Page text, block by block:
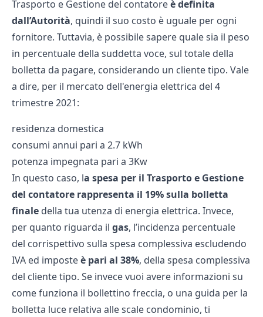
Trasporto e Gestione del contatoreè definita
dall’Autorità, quindi il suo costo è uguale per ogni
fornitore. Tuttavia, è possibile sapere quale sia il peso
in percentuale della suddetta voce, sul totale della
bolletta da pagare, considerando un cliente tipo. Vale
a dire, per il mercato dell'energia elettrica del 4
trimestre 2021:
residenza domestica
consumi annui pari a 2.7 kWh
potenza impegnata pari a 3Kw
In questo caso, la spesa per il Trasporto e Gestione
del contatore rappresenta il 19% sulla bolletta
finale della tua utenza di energia elettrica. Invece,
per quanto riguarda il gas, l’incidenza percentuale
del corrispettivo sulla spesa complessiva escludendo
IVA ed imposteè pari al 38%, della spesa complessiva
del cliente tipo. Se invece vuoi avere informazioni su
come funziona il bollettino freccia, o una guida per la
bolletta luce relativa allescale condominio, ti